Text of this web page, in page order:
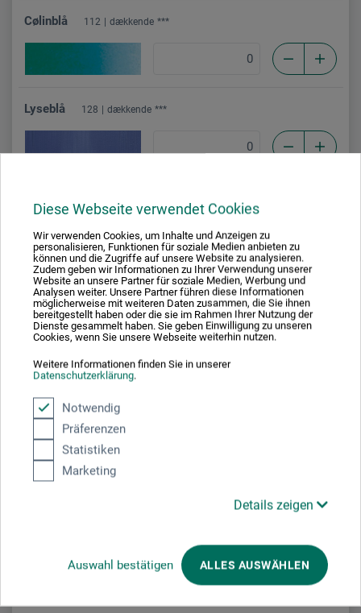
Diese Webseite verwendet Cookies
Wir verwenden Cookies, um Inhalte und Anzeigen zu
personalisieren, Funktionen für soziale Medien anbieten zu
können und die Zugriffe auf unsere Website zu analysieren.
Zudem geben wir Informationen zu Ihrer Verwendung unserer
Website an unsere Partner für soziale Medien, Werbung und
Analysen weiter. Unsere Partner führen diese Informationen
möglicherweise mit weiteren Daten zusammen, die Sie ihnen
bereitgestellt haben oder die sie im Rahmen Ihrer Nutzung der
Dienste gesammelt haben. Sie geben Einwilligung zu unseren
Cookies, wenn Sie unsere Webseite weiterhin nutzen.
Weitere Informationen finden Sie in unserer
Datenschutzerklärung.
Notwendig
Präferenzen
Statistiken
Marketing
Details zeigen
Auswahl bestätigen ALLES AUSWÄHLEN
Cølinblå 112 dækkende ***
Lyseblå 128 dækkende ***
Phthalogrøn 361 transparent ***
Smaragdgrøn (imit.)
Kromoxidgrøn (imit.)
halvdækkende ***